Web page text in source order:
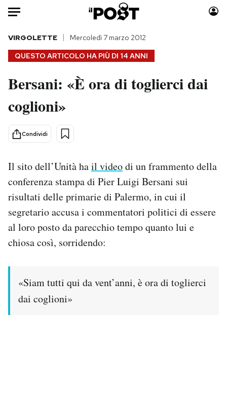
Auto
HOME
Italia
Politica
Tecnologia
Internet
Cultura
Economia
Sport
Moda
Europa
Altrecose
Mondiali calcio 2026
PODCAST
NEWSLETTER
QUESTO ARTICOLO HA PIÙ DI 14 ANNI
VIRGOLETTE Mercoledì 7 marzo 2012
Bersani: «È ora di toglierci dai
coglioni»
Condividi
Il sito dell’Unità hail videodi un frammento della
conferenza stampa di Pier Luigi Bersani sui
risultati delle primarie di Palermo, in cui il
segretario accusa i commentatori politici di essere
al loro posto da parecchio tempo quanto lui e
chiosa così, sorridendo:
«Siam tutti qui da vent’anni, è ora di toglierci
dai coglioni»